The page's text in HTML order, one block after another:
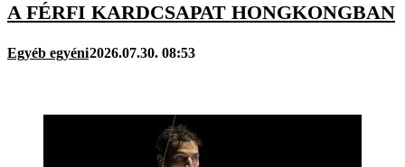
A FÉRFI KARDCSAPAT HONGKONGBAN
Egyéb egyéni2026.07.30. 08:53